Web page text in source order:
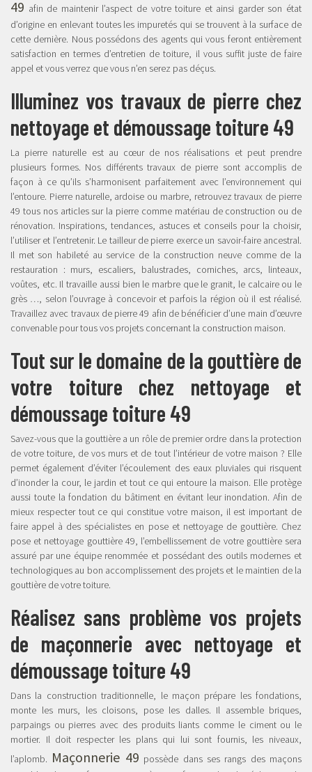
49 afin de maintenir l’aspect de votre toiture et ainsi garder son état
d’origine en enlevant toutes les impuretés qui se trouvent à la surface de
cette dernière. Nous possédons des agents qui vous feront entièrement
satisfaction en termes d’entretien de toiture, il vous suffit juste de faire
appel et vous verrez que vous n’en serez pas déçus.
Illuminez vos travaux de pierre chez
nettoyage et démoussage toiture 49
La pierre naturelle est au cœur de nos réalisations et peut prendre
plusieurs formes. Nos différents travaux de pierre sont accomplis de
façon à ce qu’ils s’harmonisent parfaitement avec l’environnement qui
l’entoure. Pierre naturelle, ardoise ou marbre, retrouvez travaux de pierre
49 tous nos articles sur la pierre comme matériau de construction ou de
rénovation. Inspirations, tendances, astuces et conseils pour la choisir,
l’utiliser et l’entretenir. Le tailleur de pierre exerce un savoir-faire ancestral.
Il met son habileté au service de la construction neuve comme de la
restauration : murs, escaliers, balustrades, corniches, arcs, linteaux,
voûtes, etc. Il travaille aussi bien le marbre que le granit, le calcaire ou le
grès …, selon l’ouvrage à concevoir et parfois la région où il est réalisé.
Travaillez avec travaux de pierre 49 afin de bénéficier d’une main d’œuvre
convenable pour tous vos projets concernant la construction maison.
Tout sur le domaine de la gouttière de
votre toiture chez nettoyage et
démoussage toiture 49
Savez-vous que la gouttière a un rôle de premier ordre dans la protection
de votre toiture, de vos murs et de tout l’intérieur de votre maison ? Elle
permet également d’éviter l’écoulement des eaux pluviales qui risquent
d’inonder la cour, le jardin et tout ce qui entoure la maison. Elle protège
aussi toute la fondation du bâtiment en évitant leur inondation. Afin de
mieux respecter tout ce qui constitue votre maison, il est important de
faire appel à des spécialistes en pose et nettoyage de gouttière. Chez
pose et nettoyage gouttière 49, l’embellissement de votre gouttière sera
assuré par une équipe renommée et possédant des outils modernes et
technologiques au bon accomplissement des projets et le maintien de la
gouttière de votre toiture.
Réalisez sans problème vos projets
de maçonnerie avec nettoyage et
démoussage toiture 49
Dans la construction traditionnelle, le maçon prépare les fondations,
monte les murs, les cloisons, pose les dalles. Il assemble briques,
parpaings ou pierres avec des produits liants comme le ciment ou le
mortier. Il doit respecter les plans qui lui sont fournis, les niveaux,
l’aplomb. Maçonnerie 49 possède dans ses rangs des maçons